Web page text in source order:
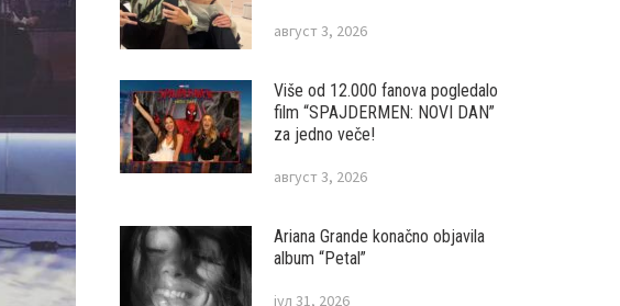
август 3, 2026
Više od 12.000 fanova pogledalo
film “SPAJDERMEN: NOVI DAN”
za jedno veče!
август 3, 2026
Ariana Grande konačno objavila
album “Petal”
јул 31, 2026